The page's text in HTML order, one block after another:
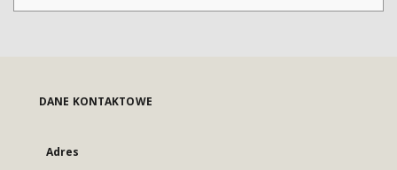
DANE KONTAKTOWE
Adres